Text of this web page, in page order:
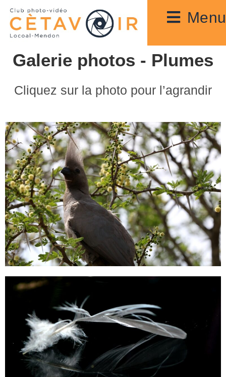
Menu
Galerie photos - Plumes
Cliquez sur la photo pour l’agrandir